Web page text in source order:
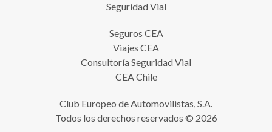
Seguridad Vial
Seguros CEA
Viajes CEA
Consultoría Seguridad Vial
CEA Chile
Club Europeo de Automovilistas, S.A.
Todos los derechos reservados © 2026